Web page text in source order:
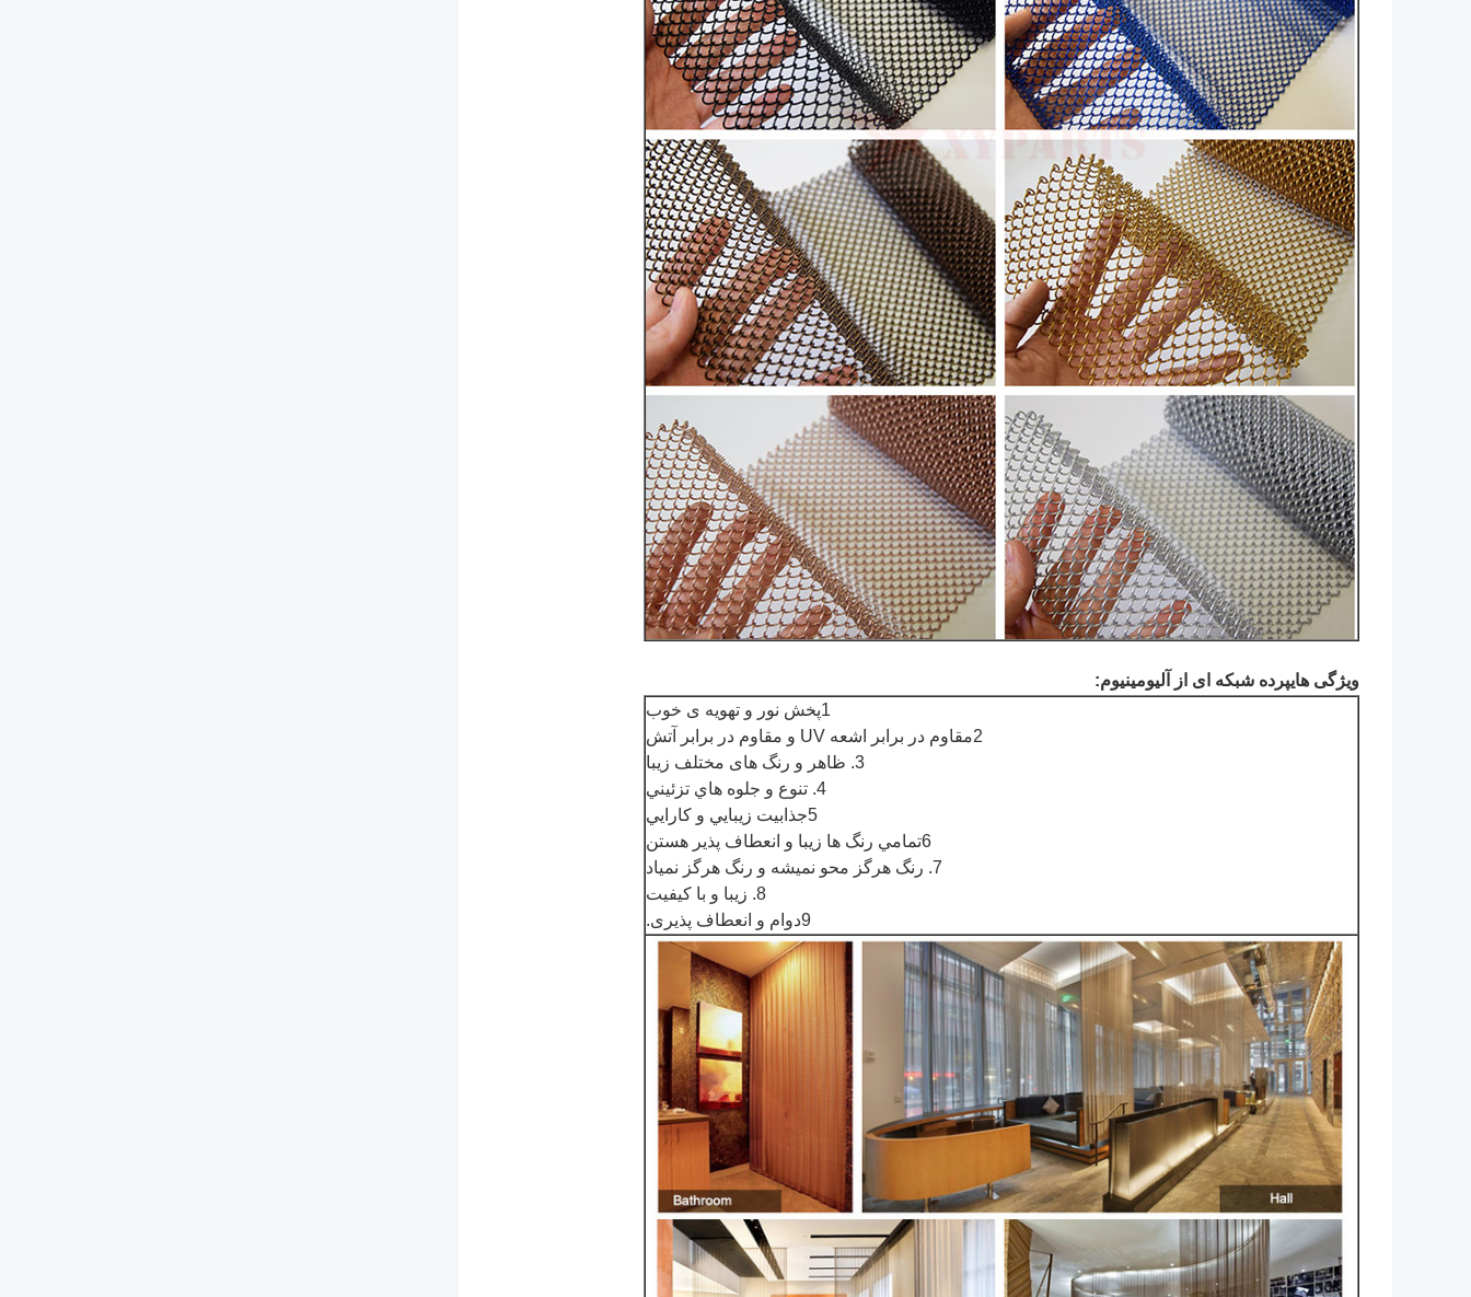
ویژگی هایپرده شبكه ای از آلیومینیوم:
1پخش نور و تهویه ی خوب
2مقاوم در برابر اشعه UV و مقاوم در برابر آتش
3. ظاهر و رنگ های مختلف زیبا
4. تنوع و جلوه هاي تزئيني
5جذابيت زيبايي و کارايي
6تمامي رنگ ها زيبا و انعطاف پذير هستن
7. رنگ هرگز محو نمیشه و رنگ هرگز نمیاد
8. زيبا و با کیفیت
9دوام و انعطاف پذیری.